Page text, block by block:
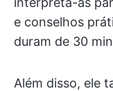
e conselhos
duram de 30
Além disso, ele